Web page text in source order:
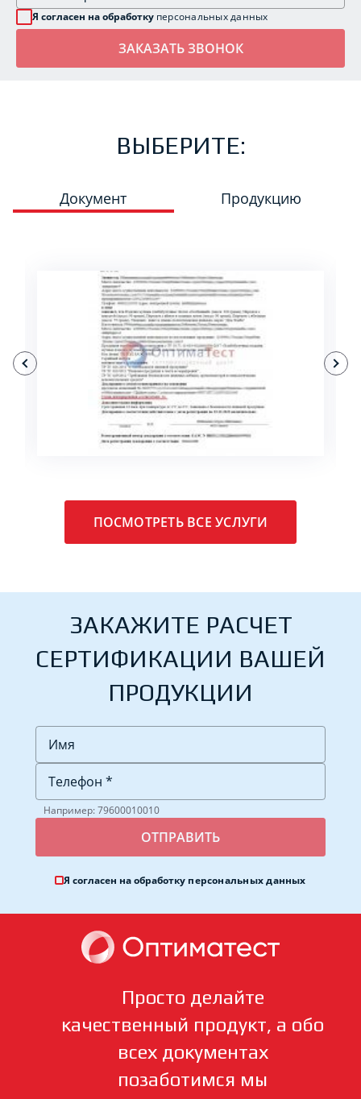
Я согласен на обработку персональных данных
ВЫБЕРИТЕ:
Документ Продукцию
ПОДРОБНЕЕ
ПОСМОТРЕТЬ ВСЕ УСЛУГИ
ЗАКАЖИТЕ РАСЧЕТ
СЕРТИФИКАЦИИ ВАШЕЙ
ПРОДУКЦИИ
Например: 79600010010
Я согласен на обработку персональных данных
Просто делайте
качественный продукт, а обо
всех документах
позаботимся мы